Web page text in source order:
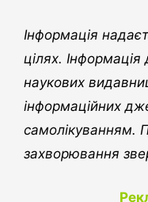
Інформація
цілях. Інформація
наукових
інформаційних
самолікуванням.
захворювання